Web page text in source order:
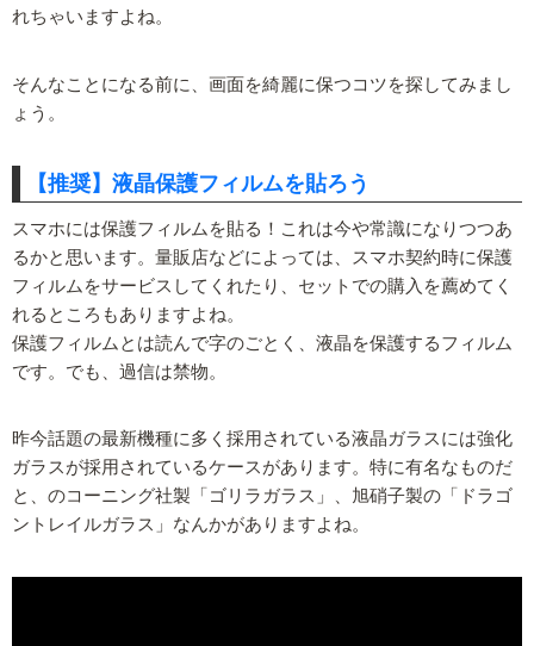
れちゃいますよね。
そんなことになる前に、画面を綺麗に保つコツを探してみまし
ょう。
【推奨】液晶保護フィルムを貼ろう
スマホには保護フィルムを貼る！これは今や常識になりつつあ
るかと思います。量販店などによっては、スマホ契約時に保護
フィルムをサービスしてくれたり、セットでの購入を薦めてく
れるところもありますよね。
保護フィルムとは読んで字のごとく、液晶を保護するフィルム
です。でも、過信は禁物。
昨今話題の最新機種に多く採用されている液晶ガラスには強化
ガラスが採用されているケースがあります。特に有名なものだ
と、のコーニング社製「ゴリラガラス」、旭硝子製の「ドラゴ
ントレイルガラス」なんかがありますよね。